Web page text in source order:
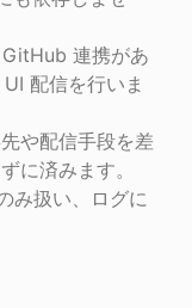
連携があ
配信を行いま
や配信手段を差
に済みます。
み扱い、ログに